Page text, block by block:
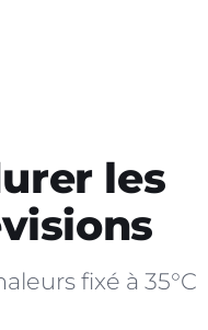
les
fixé à 35°C